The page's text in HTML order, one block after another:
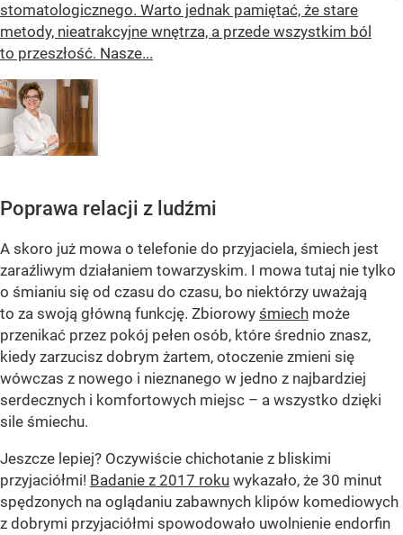
stomatologicznego. Warto jednak pamiętać, że stare
metody, nieatrakcyjne wnętrza, a przede wszystkim ból
to przeszłość. Nasze...
Poprawa relacji z ludźmi
A skoro już mowa o telefonie do przyjaciela, śmiech jest
zaraźliwym działaniem towarzyskim. I mowa tutaj nie tylko
o śmianiu się od czasu do czasu, bo niektórzy uważają
to za swoją główną funkcję. Zbiorowy śmiech może
przenikać przez pokój pełen osób, które średnio znasz,
kiedy zarzucisz dobrym żartem, otoczenie zmieni się
wówczas z nowego i nieznanego w jedno z najbardziej
serdecznych i komfortowych miejsc – a wszystko dzięki
sile śmiechu.
Jeszcze lepiej? Oczywiście chichotanie z bliskimi
przyjaciółmi! Badanie z 2017 roku wykazało, że 30 minut
spędzonych na oglądaniu zabawnych klipów komediowych
z dobrymi przyjaciółmi spowodowało uwolnienie endorfin